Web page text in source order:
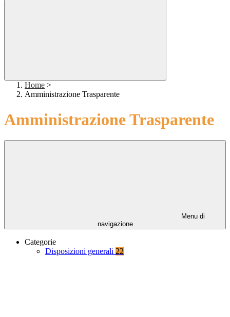
Home >
Amministrazione Trasparente
Amministrazione Trasparente
Menu di
navigazione
Categorie
Disposizioni generali 22